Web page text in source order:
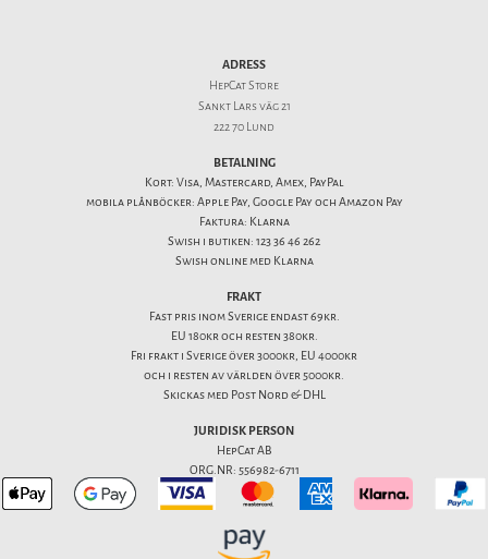
ADRESS
HepCat Store
Sankt Lars väg 21
222 70 Lund
BETALNING
Kort: Visa, Mastercard, Amex, PayPal
mobila plånböcker: Apple Pay, Google Pay och Amazon Pay
Faktura: Klarna
Swish i butiken: 123 36 46 262
Swish online med Klarna
FRAKT
Fast pris inom Sverige endast 69kr.
EU 180kr och resten 380kr.
Fri frakt i Sverige över 3000kr, EU 4000kr
och i resten av världen över 5000kr.
Skickas med Post Nord & DHL
JURIDISK PERSON
HepCat AB
ORG.NR: 556982-6711